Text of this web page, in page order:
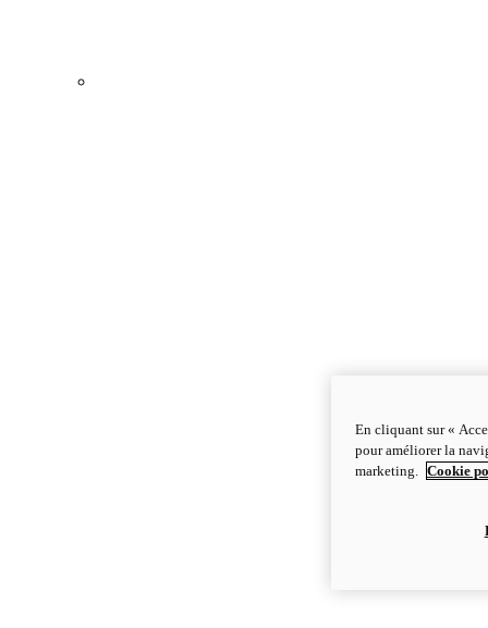
En cliquant sur «
pour améliorer la
marketing.
Cookie